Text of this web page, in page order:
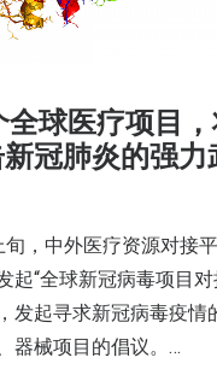
全球医疗项目
冠肺炎的强力
，中外医疗资源对接
起“全球新冠病毒项目对
发起寻求新冠病毒疫情
器械项目的倡议。…